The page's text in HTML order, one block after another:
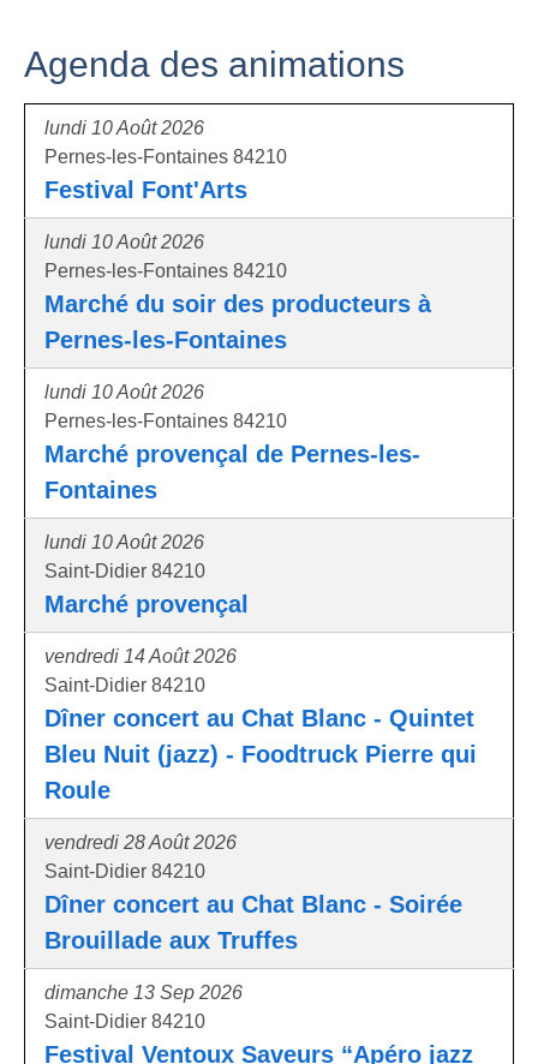
Agenda des animations
lundi 10 Août 2026
Pernes-les-Fontaines 84210
Festival Font'Arts
lundi 10 Août 2026
Pernes-les-Fontaines 84210
Marché du soir des producteurs à
Pernes-les-Fontaines
lundi 10 Août 2026
Pernes-les-Fontaines 84210
Marché provençal de Pernes-les-
Fontaines
lundi 10 Août 2026
Saint-Didier 84210
Marché provençal
vendredi 14 Août 2026
Saint-Didier 84210
Dîner concert au Chat Blanc - Quintet
Bleu Nuit (jazz) - Foodtruck Pierre qui
Roule
vendredi 28 Août 2026
Saint-Didier 84210
Dîner concert au Chat Blanc - Soirée
Brouillade aux Truffes
dimanche 13 Sep 2026
Saint-Didier 84210
Festival Ventoux Saveurs “Apéro jazz